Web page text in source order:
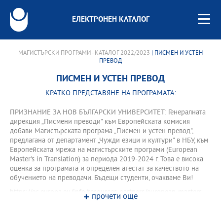
ЕЛЕКТРОНЕН КАТАЛОГ
МАГИСТЪРСКИ ПРОГРАМИ - КАТАЛОГ 2022/2023 | ПИСМЕН И УСТЕН
ПРЕВОД
ПИСМЕН И УСТЕН ПРЕВОД
КРАТКО ПРЕДСТАВЯНЕ НА ПРОГРАМАТА:
ПРИЗНАНИЕ ЗА НОВ БЪЛГАРСКИ УНИВЕРСИТЕТ: Генералната
дирекция „Писмени преводи" към Европейската комисия
добави Магистърската програма „Писмен и устен превод",
предлагана от департамент „Чужди езици и култури" в НБУ, към
Европейската мрежа на магистърските програми (European
Master's in Translation) за периода 2019-2024 г. Това е висока
оценка за програмата и определен атестат за качеството на
обучението на преводачи. Бъдещи студенти, очакваме Ви!
https://ec.europa.eu/info/resources-partners/european-masters-
прочети още